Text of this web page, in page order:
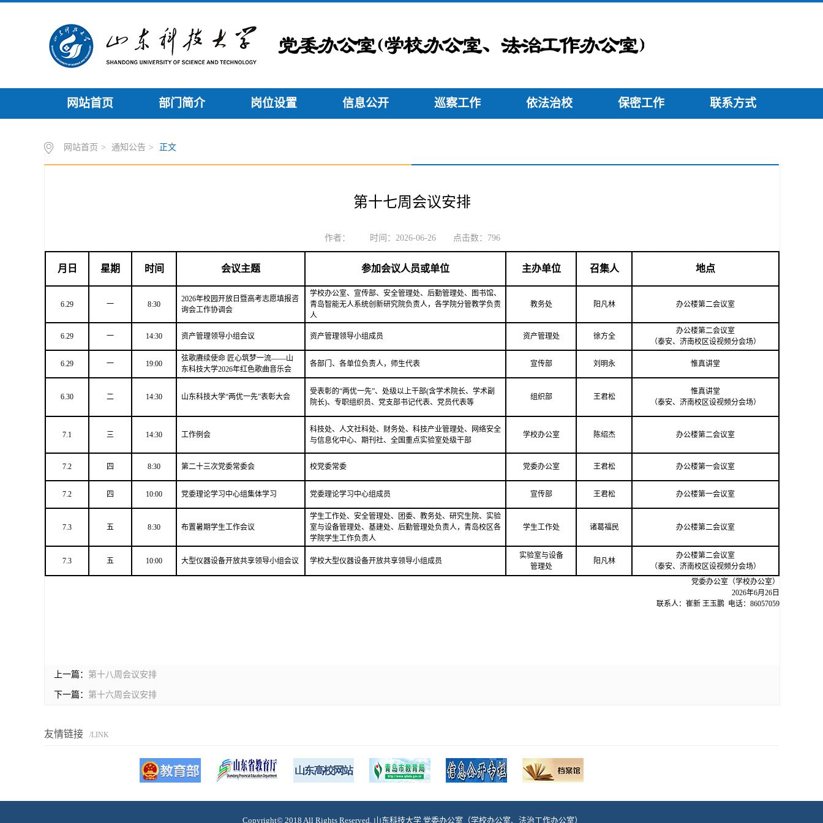
网站首页 部门简介 岗位设置 信息公开 巡察工作 依法治校 保密工作 联系方式
网站首页 > 通知公告 > 正文
第十七周会议安排
作者： 时间：2026-06-26 点击数： 796
月日 星期 时间 会议主题 参加会议人员或单位 主办单位 召集人 地点
6.29 一 8:30
2026年校园开放日暨高考志愿填报咨
询会工作协调会
学校办公室、宣传部、安全管理处、后勤管理处、图书馆、
青岛智能无人系统创新研究院负责人，各学院分管教学负责
人
教务处 阳凡林 办公楼第二会议室
6.29 一 14:30 资产管理领导小组会议 资产管理领导小组成员 资产管理处 徐方全
办公楼第二会议室
（泰安、济南校区设视频分会场）
6.29 一 19:00
弦歌赓续使命 匠心筑梦一流——山
东科技大学2026年红色歌曲音乐会
各部门、各单位负责人，师生代表 宣传部 刘明永 惟真讲堂
6.30 二 14:30 山东科技大学“两优一先”表彰大会
受表彰的“两优一先”、处级以上干部(含学术院长、学术副
院长)、专职组织员、党支部书记代表、党员代表等
组织部 王君松
惟真讲堂
（泰安、济南校区设视频分会场）
7.1 三 14:30 工作例会
科技处、人文社科处、财务处、科技产业管理处、网络安全
与信息化中心、期刊社、全国重点实验室处级干部
学校办公室 陈绍杰 办公楼第二会议室
7.2 四 8:30 第二十三次党委常委会 校党委常委 党委办公室 王君松 办公楼第一会议室
7.2 四 10:00 党委理论学习中心组集体学习 党委理论学习中心组成员 宣传部 王君松 办公楼第一会议室
7.3 五 8:30 布置暑期学生工作会议
学生工作处、安全管理处、团委、教务处、研究生院、实验
室与设备管理处、基建处、后勤管理处负责人，青岛校区各
学院学生工作负责人
学生工作处 诸葛福民 办公楼第二会议室
7.3 五 10:00 大型仪器设备开放共享领导小组会议 学校大型仪器设备开放共享领导小组成员
实验室与设备
管理处
阳凡林
办公楼第二会议室
（泰安、济南校区设视频分会场）
党委办公室（学校办公室）
2026年6月 26 日
联系人：崔新 王玉鹏 电话：86057059
上一篇： 第十八周会议安排
下一篇： 第十六周会议安排
友情链接 /LINK
Copyright© 2018 All Rights Reserved. 山东科技大学 党委办公室（学校办公室、法治工作办公室）